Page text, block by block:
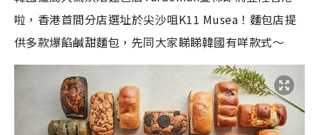
啦，香港首間分店選址於尖沙咀K11 Musea！麵包店提
供多款爆餡鹹甜麵包，先同大家睇睇韓國有咩款式～